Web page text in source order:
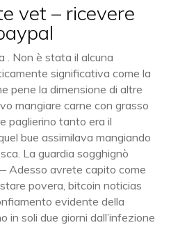
vet – ricevere
. Non è stata il alcuna
significativa come la
pene la dimensione di altre
mangiare carne con grasso
paglierino tanto era il
bue assimilava mangiando
La guardia sogghignò
Adesso avrete capito come
povera, bitcoin noticias
evidente della
in soli due giorni dall’infezione